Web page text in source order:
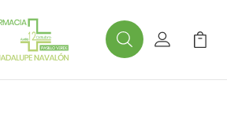
BuscarMi Cuenta
Mi